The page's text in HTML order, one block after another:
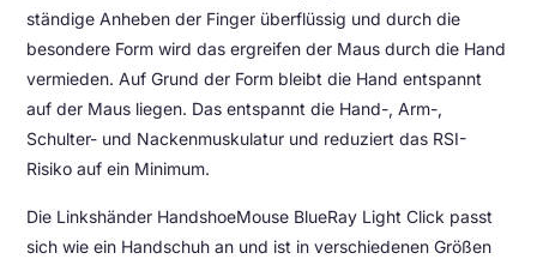
ständige Anheben der Finger überflüssig und durch die
besondere Form wird das ergreifen der Maus durch die Hand
vermieden. Auf Grund der Form bleibt die Hand entspannt
auf der Maus liegen. Das entspannt die Hand-, Arm-,
Schulter- und Nackenmuskulatur und reduziert das RSI-
Risiko auf ein Minimum.
Die Linkshänder HandshoeMouse BlueRay Light Click passt
sich wie ein Handschuh an und ist in verschiedenen Größen